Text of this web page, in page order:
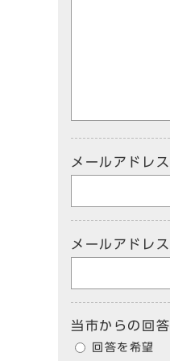
メールアドレ
メールアドレ
当市からの回
回答を希望